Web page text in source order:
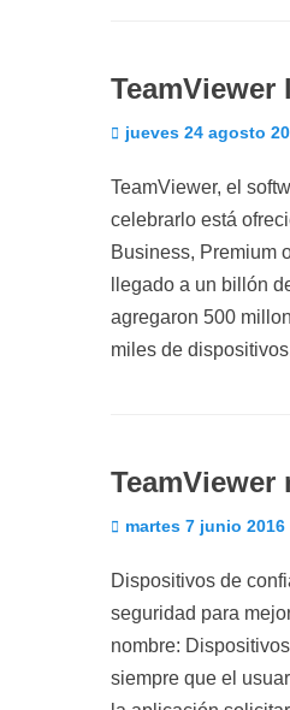
Publicado
jueves 24 agosto
TeamViewer, el
celebrarlo está
Business, Premium
llegado a un billón
agregaron 500
miles de
TeamViewer
Publicado
martes 7 junio 2016
Dispositivos de
seguridad para
nombre:
siempre que el